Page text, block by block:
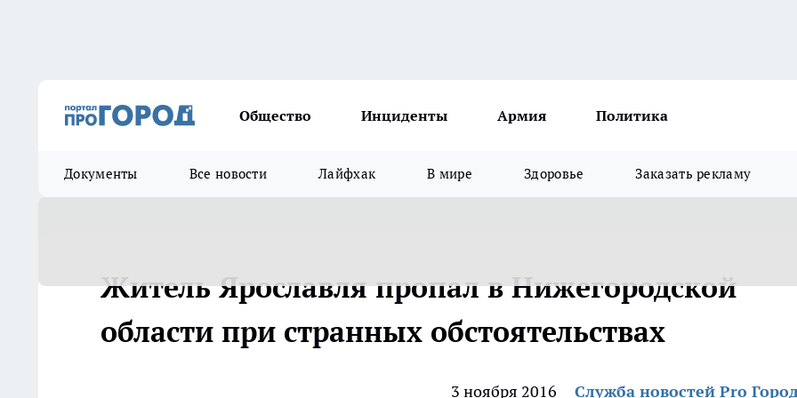
Общество Инциденты Армия Политика
Документы Все новости Лайфхак В мире Здоровье Заказать рекламу
Житель Ярославля пропал в Нижегородской
области при странных обстоятельствах
3 ноября 2016
Служба новостей Pro